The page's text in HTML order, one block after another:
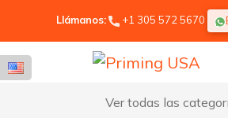
Llámanos: +1 305 572 5670
Ver todas las